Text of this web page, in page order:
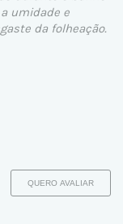
umidade e
da folheação.
QUERO AVALIAR